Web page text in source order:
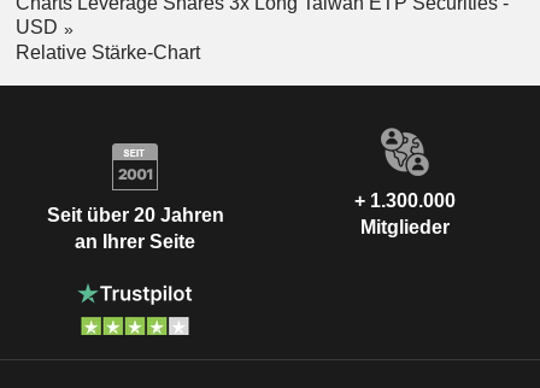
USD
Relative Stärke-Chart
Seit über 20 Jahren
an Ihrer Seite
+ 1.300.000
Mitglieder